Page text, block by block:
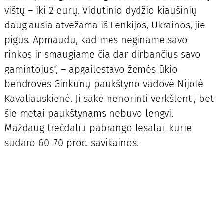
vištų – iki 2 eurų. Vidutinio dydžio kiaušinių
daugiausia atvežama iš Lenkijos, Ukrainos, jie
pigūs. Apmaudu, kad mes neginame savo
rinkos ir smaugiame čia dar dirbančius savo
gamintojus“, – apgailestavo žemės ūkio
bendrovės Ginkūnų paukštyno vadovė Nijolė
Kavaliauskienė. Ji sakė nenorinti verkšlenti, bet
šie metai paukštynams nebuvo lengvi.
Maždaug trečdaliu pabrango lesalai, kurie
sudaro 60–70 proc. savikainos.